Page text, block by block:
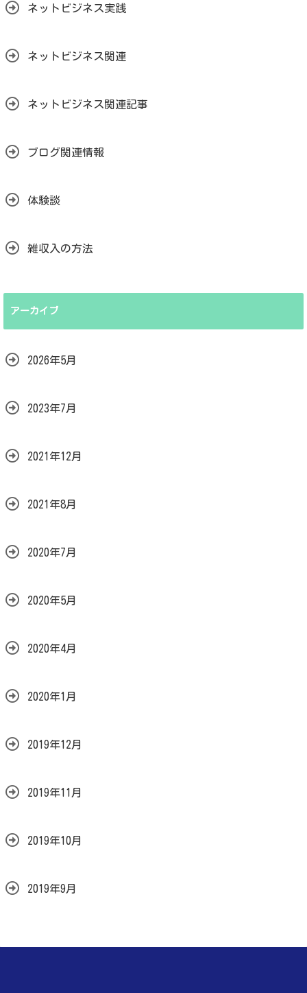
ネットビジネス実践
ネットビジネス関連
ネットビジネス関連記事
ブログ関連情報
体験談
雑収入の方法
アーカイブ
2026年5月
2023年7月
2021年12月
2021年8月
2020年7月
2020年5月
2020年4月
2020年1月
2019年12月
2019年11月
2019年10月
2019年9月